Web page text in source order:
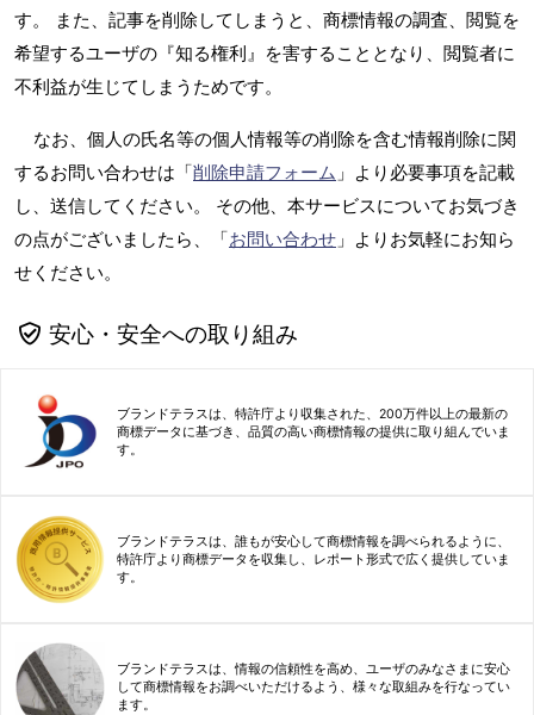
す。 また、記事を削除してしまうと、商標情報の調査、閲覧を
希望するユーザの『知る権利』を害することとなり、閲覧者に
不利益が生じてしまうためです。
なお、個人の氏名等の個人情報等の削除を含む情報削除に関
するお問い合わせは「削除申請フォーム 」より必要事項を記載
し、送信してください。 その他、本サービスについてお気づき
の点がございましたら、「お問い合わせ 」よりお気軽にお知ら
せください。
安心・安全への取り組み
ブランドテラスは、特許庁より収集された、200万件以上の最新の
商標データに基づき、品質の高い商標情報の提供に取り組んでいま
す。
ブランドテラスは、誰もが安心して商標情報を調べられるように、
特許庁より商標データを収集し、レポート形式で広く提供していま
す。
ブランドテラスは、情報の信頼性を高め、ユーザのみなさまに安心
して商標情報をお調べいただけるよう、様々な取組みを行なってい
ます。